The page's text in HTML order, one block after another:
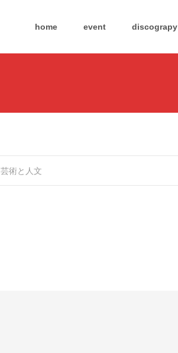
home event discograpy
芸術と人文